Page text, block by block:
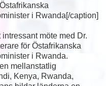
i Rwanda[/caption]
möte med Dr.
för Östafrikanska
i Rwanda.
mellanstatlig
Kenya, Rwanda,